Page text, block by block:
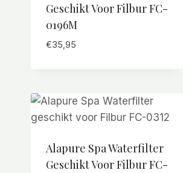
Geschikt Voor Filbur FC-
0196M
€35,95
Alapure Spa Waterfilter
Geschikt Voor Filbur FC-